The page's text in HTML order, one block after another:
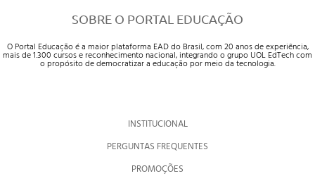
SOBRE O PORTAL EDUCAÇÃO
O Portal Educação é a maior plataforma EAD do Brasil, com 20 anos de experiência,
mais de 1.300 cursos e reconhecimento nacional, integrando o grupo UOL EdTech com
o propósito de democratizar a educação por meio da tecnologia.
INSTITUCIONAL
PERGUNTAS FREQUENTES
PROMOÇÕES